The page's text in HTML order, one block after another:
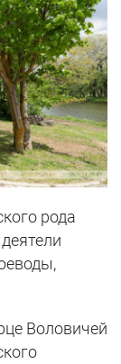
рода
Воловичей